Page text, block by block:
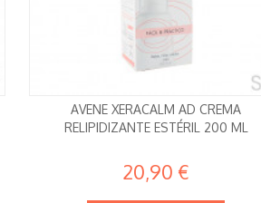
AVENE XERACALM AD CREMA
RELIPIDIZANTE ESTÉRIL 200 ML
20,90 €